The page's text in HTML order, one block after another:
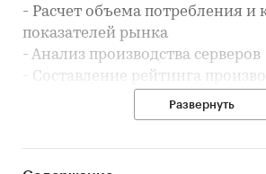
- Расчет объема потребления и
показателей рынка
- Анализ производства серверов
- Составление рейтинга
- Анализ импорта и экспорта
- Формирование прогноза
В разделе `Ведущие
Развернуть